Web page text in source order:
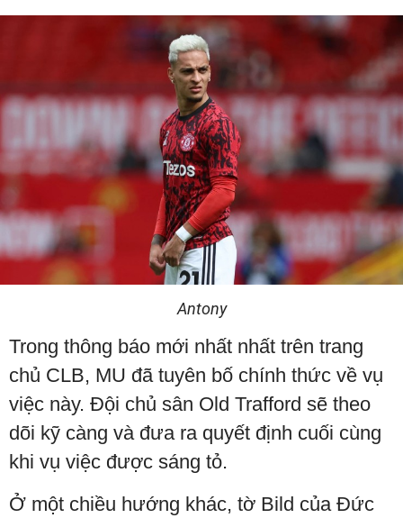
Antony
Trong thông báo mới nhất nhất trên trang
chủ CLB, MU đã tuyên bố chính thức về vụ
việc này. Đội chủ sân Old Trafford sẽ theo
dõi kỹ càng và đưa ra quyết định cuối cùng
khi vụ việc được sáng tỏ.
Ở một chiều hướng khác, tờ Bild của Đức